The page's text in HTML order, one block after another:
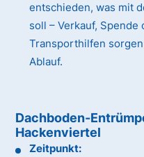
entschieden, was mit
soll – Verkauf,
Transporthilfen
Ablauf.
Dachboden-
Hackenviertel
Zeitpunkt: